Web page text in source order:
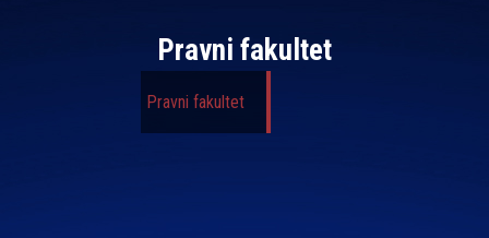
Pravni fakultet
Pravni fakultet